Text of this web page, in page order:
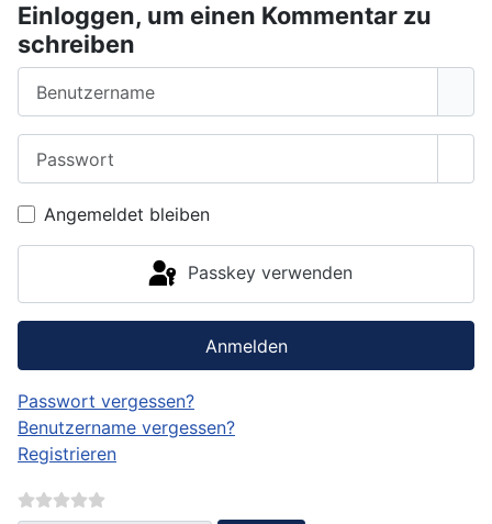
Einloggen, um einen Kommentar zu
schreiben
Angemeldet bleiben
Passkey verwenden
Anmelden
Passwort vergessen?
Benutzername vergessen?
Registrieren